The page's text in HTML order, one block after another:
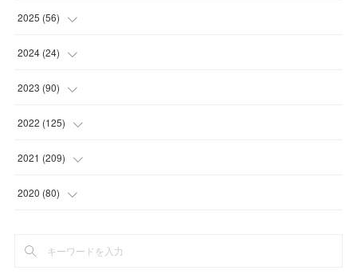
(1
(1
(7
(7)
2025 (56)
(5
(11 )
(17
(15
2024 (24)
(1
(1)
(2)
(9
2023 (90)
(12
(17
(16
(1)
2022 (125)
(8)
(11 )
(15
2021 (209)
(9
(
2020 (80)
(